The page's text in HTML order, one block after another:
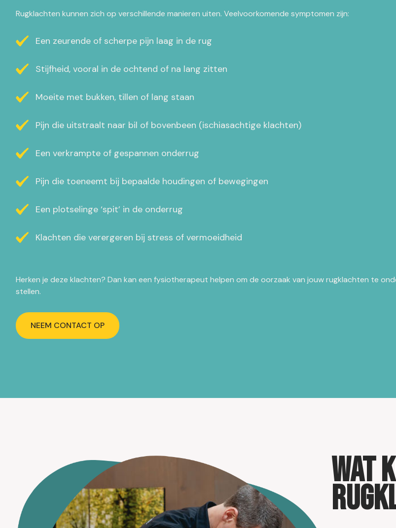
Rugklachten kunnen zich op verschillende manieren uiten. Veelvoorkomende symptomen zijn:
Een zeurende of scherpe pijn laag in de rug
Stijfheid, vooral in de ochtend of na lang zitten
Moeite met bukken, tillen of lang staan
Pijn die uitstraalt naar bil of bovenbeen (ischiasachtige klachten)
Een verkrampte of gespannen onderrug
Pijn die toeneemt bij bepaalde houdingen of bewegingen
Een plotselinge ‘spit’ in de onderrug
Klachten die verergeren bij stress of vermoeidheid
Herken je deze klachten? Dan kan een fysiotherapeut helpen om de oorzaak van jouw rugklachten te
stellen.
NEEM CONTACT OP
Wat